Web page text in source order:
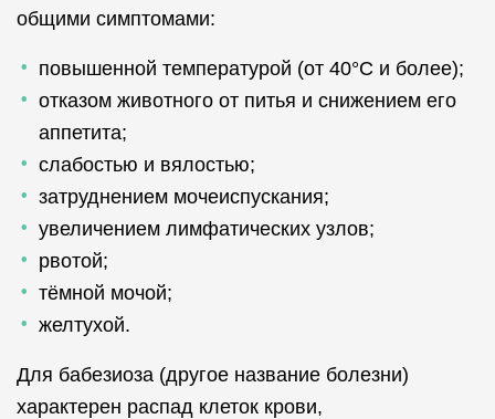
общими симптомами:
повышенной температурой (от 40°C и более);
отказом животного от питья и снижением его
аппетита;
слабостью и вялостью;
затруднением мочеиспускания;
увеличением лимфатических узлов;
рвотой;
тёмной мочой;
желтухой.
Для бабезиоза (другое название болезни)
характерен распад клеток крови,